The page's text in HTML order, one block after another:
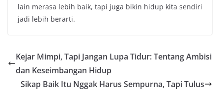
lain merasa lebih baik, tapi juga bikin hidup kita sendiri
jadi lebih berarti.
Kejar Mimpi, Tapi Jangan Lupa Tidur: Tentang Ambisi
dan Keseimbangan Hidup
Sikap Baik Itu Nggak Harus Sempurna, Tapi Tulus